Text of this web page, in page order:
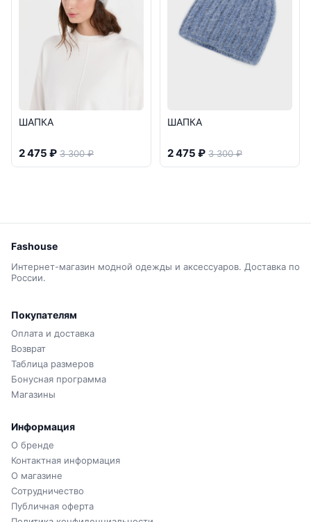
ШАПКА
2 475 ₽ 3 300 ₽
ШАПКА
2 475 ₽ 3 300 ₽
Fashouse
Интернет-магазин модной одежды и аксессуаров. Доставка по
России.
Покупателям
Оплата и доставка
Возврат
Таблица размеров
Бонусная программа
Магазины
Информация
О бренде
Контактная информация
О магазине
Сотрудничество
Публичная оферта